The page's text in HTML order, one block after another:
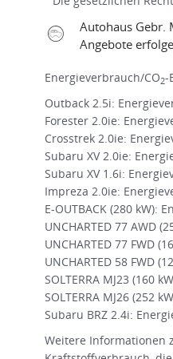
Autohaus Gebr.
Angebote
Energieverbrauch/CO2-
Outback 2.5i:
Forester 2.0ie:
Crosstrek 2.0ie:
Subaru XV 2.0ie:
Subaru XV 1.6i:
Impreza 2.0ie:
E-OUTBACK (280 kW):
UNCHARTED 77 AWD
UNCHARTED 77 FWD
UNCHARTED 58 FWD
SOLTERRA MJ23 (160
SOLTERRA MJ26 (252
Subaru BRZ 2.4i:
Weitere Informationen